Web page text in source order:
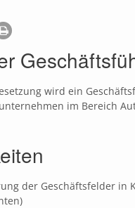
wird ein
im Bereich
der Geschäftsfelder